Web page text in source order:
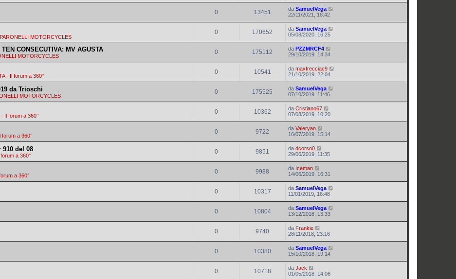
0 13451 da SamuelVega
22/11/2021, 18:42
MOTORCYCLES
0 170652 da SamuelVega
05/08/2020, 16:25
CONSECUTIVA: MV AGUSTA
MOTORCYCLES
0 175112 da PZZMRCF4
29/10/2019, 14:34
- Il forum a 360°
0 10541 da maxfrecciac9
21/10/2019, 22:04
da Trioschi
MOTORCYCLES
0 175525 da SamuelVega
07/10/2019, 11:46
- Il forum a 360°
0 10362 da Cristiano67
07/08/2019, 10:20
forum a 360°
0 9722 da Valeryan
16/07/2019, 15:14
del 08
a 360°
0 9851 da dcorso0
29/06/2019, 11:35
a 360°
0 9988 da Iceman
14/06/2019, 16:31
0 10317 da SamuelVega
11/01/2019, 16:48
0 10804 da SamuelVega
13/12/2018, 13:33
0 9740 da Frankie
28/11/2018, 23:16
0 10380 da SamuelVega
15/10/2018, 19:14
0 10718 da Jack
01/05/2018, 14:06